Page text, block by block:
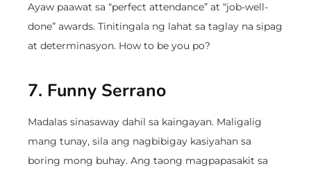
Ayaw paawat sa “perfect attendance” at “job-well-
done” awards. Tinitingala ng lahat sa taglay na sipag
at determinasyon. How to be you po?
7. Funny Serrano
Madalas sinasaway dahil sa kaingayan. Maligalig
mang tunay, sila ang nagbibigay kasiyahan sa
boring mong buhay. Ang taong magpapasakit sa